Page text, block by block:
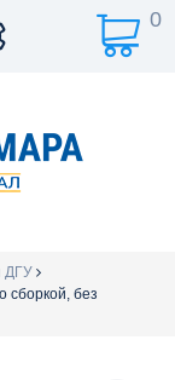
0
ДГУ
сборкой, без